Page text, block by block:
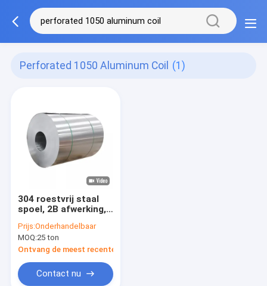
Perforated 1050 Aluminum Coil (1)
304 roestvrij staal
spoel, 2B afwerking,
breedte 1000 mm-
1500 mm,
voedselkwaliteit,
geschikt voor
voedselverwerking en
verpakking
Prijs:Onderhandelbaar
MOQ:25 ton
Ontvang de meest recente Prijs
Contact nu